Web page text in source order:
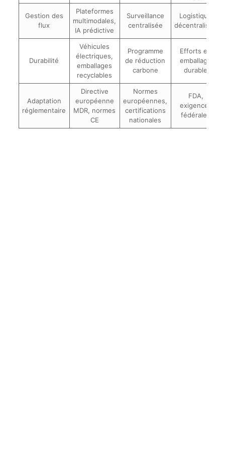
Gestion des
flux
Plateformes
multimodales,
IA prédictive
Surveillance
centralisée
Logistique
décentralisée
Durabilité
Véhicules
électriques,
emballages
recyclables
Programme
de réduction
carbone
Efforts en
emballage
durable
Adaptation
réglementaire
Directive
européenne
MDR, normes
CE
Normes
européennes,
certifications
nationales
FDA,
exigences
fédérales